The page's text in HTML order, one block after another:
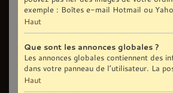
exemple : Boîtes e-mail Hotmail ou
Haut
Que sont les annonces globales ?
Les annonces globales contiennent des
dans votre panneau de l’utilisateur. La
Haut